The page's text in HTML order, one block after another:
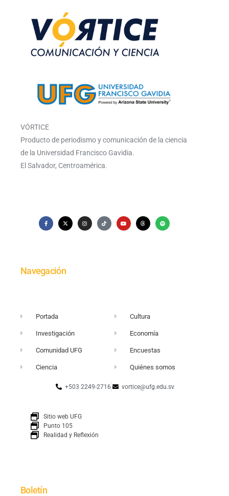
VÓRTICE
Producto de periodismo y comunicación de la ciencia
de la Universidad Francisco Gavidia.
El Salvador, Centroamérica.
Navegación
Portada
Investigación
Comunidad UFG
Ciencia
Cultura
Economía
Encuestas
Quiénes somos
+503 2249-2716 vortice@ufg.edu.sv
Sitio web UFG
Punto 105
Realidad y Reflexión
Boletín